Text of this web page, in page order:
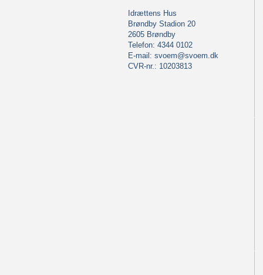
Idrættens Hus
Brøndby Stadion 20
2605 Brøndby
Telefon: 4344 0102
E-mail: svoem@svoem.dk
CVR-nr.: 10203813